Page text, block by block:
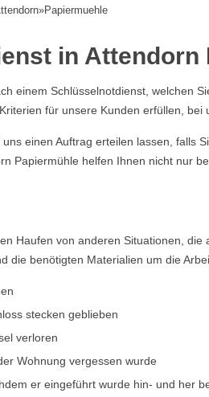
»Papiermuehle
in
einem Schlüsselnotdienst, welchen
für unsere Kunden erfüllen,
einen Auftrag erteilen lassen, falls
Papiermühle helfen Ihnen nicht nur
Haufen von anderen Situationen,
die benötigten Materialien um die
stecken geblieben
verloren
Wohnung vergessen wurde
er eingeführt wurde hin- und her